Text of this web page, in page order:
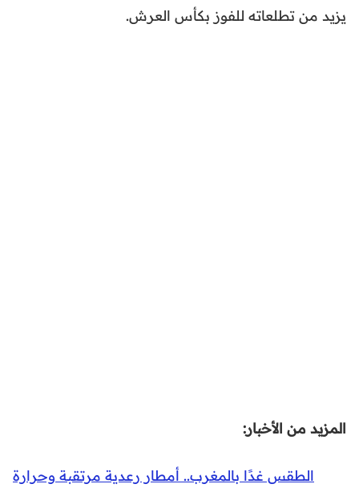
يزيد من تطلعاته للفوز بكأس العرش.
المزيد من الأخبار:
الطقس غدًا بالمغرب.. أمطار رعدية مرتقبة وحرارة